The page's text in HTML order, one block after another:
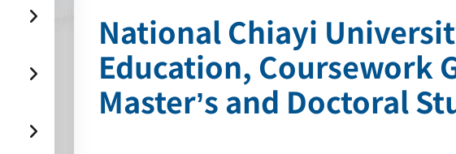
National Chiayi
Education, Coursework
Master’s and Doctoral